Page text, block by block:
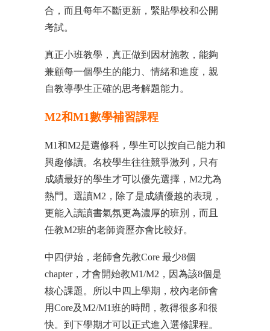
合，而且每年不斷更新，緊貼學校和公開
考試。
真正小班教學，真正做到因材施教，能夠
兼顧每一個學生的能力、情緒和進度，親
自教導學生正確的思考解題能力。
M2和M1數學補習課程
M1和M2是選修科，學生可以按自己能力和
興趣修讀。名校學生往往競爭激列，只有
成績最好的學生才可以優先選擇，M2尤為
熱門。選讀M2，除了是成績優越的表現，
更能入讀讀書氣氛更為濃厚的班別，而且
任教M2班的老師資歷亦會比較好。
中四伊始，老師會先教Core 最少8個
chapter，才會開始教M1/M2，因為該8個是
核心課題。所以中四上學期，校內老師會
用Core及M2/M1班的時間，教得很多和很
快。到下學期才可以正式進入選修課程。